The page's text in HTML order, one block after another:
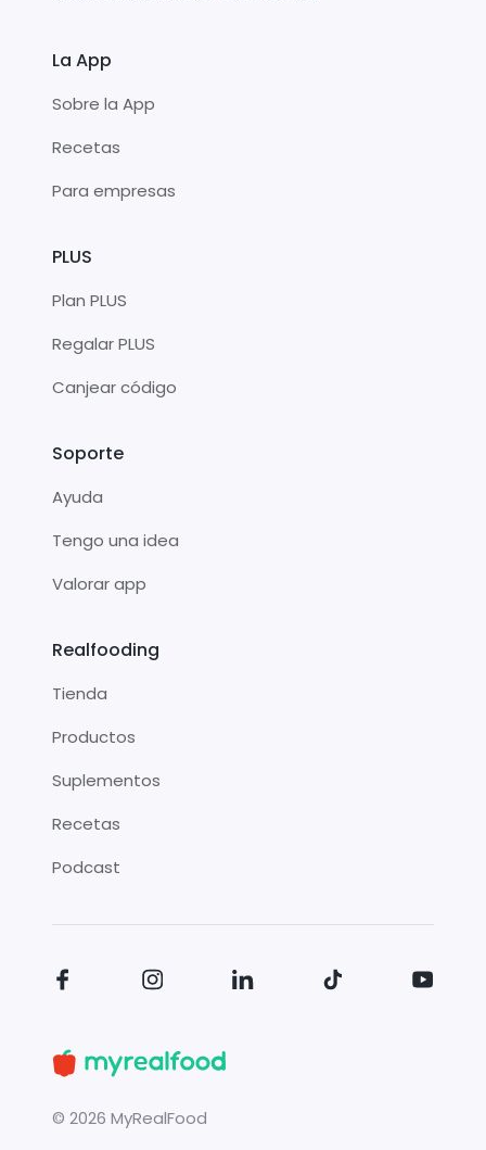
La App
Sobre la App
Recetas
Para empresas
PLUS
Plan PLUS
Regalar PLUS
Canjear código
Soporte
Ayuda
Tengo una idea
Valorar app
Realfooding
Tienda
Productos
Suplementos
Recetas
Podcast
© 2026 MyRealFood